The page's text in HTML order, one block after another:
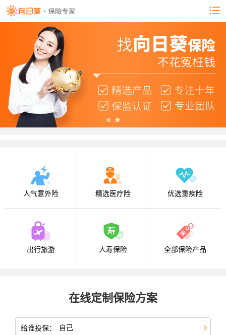
人气意外险 精选医疗险 优选重疾险
出行旅游 人寿保险 全部保险产品
在线定制保险方案
给谁投保：